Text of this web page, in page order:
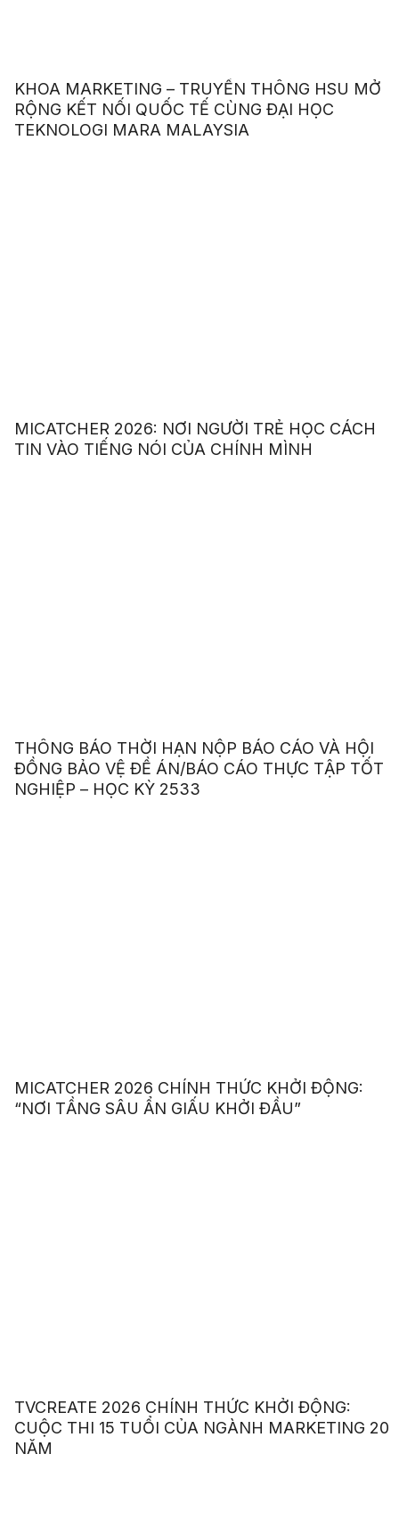
KHOA MARKETING – TRUYỀN THÔNG HSU MỞ
RỘNG KẾT NỐI QUỐC TẾ CÙNG ĐẠI HỌC
TEKNOLOGI MARA MALAYSIA
MICATCHER 2026: NƠI NGƯỜI TRẺ HỌC CÁCH
TIN VÀO TIẾNG NÓI CỦA CHÍNH MÌNH
THÔNG BÁO THỜI HẠN NỘP BÁO CÁO VÀ HỘI
ĐỒNG BẢO VỆ ĐỀ ÁN/BÁO CÁO THỰC TẬP TỐT
NGHIỆP – HỌC KỲ 2533
MICATCHER 2026 CHÍNH THỨC KHỞI ĐỘNG:
“NƠI TẦNG SÂU ẨN GIẤU KHỞI ĐẦU”
TVCREATE 2026 CHÍNH THỨC KHỞI ĐỘNG:
CUỘC THI 15 TUỔI CỦA NGÀNH MARKETING 20
NĂM